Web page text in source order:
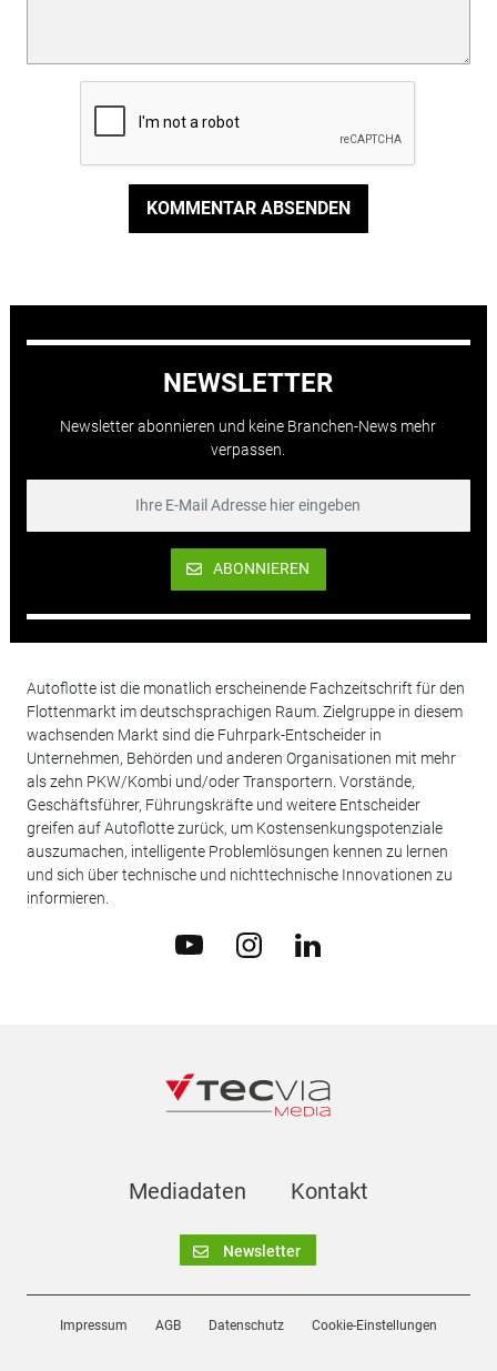
KOMMENTAR ABSENDEN
NEWSLETTER
Newsletter abonnieren und keine Branchen-News mehr
verpassen.
ABONNIEREN
Autoflotte ist die monatlich erscheinende Fachzeitschrift für den
Flottenmarkt im deutschsprachigen Raum. Zielgruppe in diesem
wachsenden Markt sind die Fuhrpark-Entscheider in
Unternehmen, Behörden und anderen Organisationen mit mehr
als zehn PKW/Kombi und/oder Transportern. Vorstände,
Geschäftsführer, Führungskräfte und weitere Entscheider
greifen auf Autoflotte zurück, um Kostensenkungspotenziale
auszumachen, intelligente Problemlösungen kennen zu lernen
und sich über technische und nichttechnische Innovationen zu
informieren.
Mediadaten Kontakt
Newsletter
Impressum AGB Datenschutz Cookie-Einstellungen